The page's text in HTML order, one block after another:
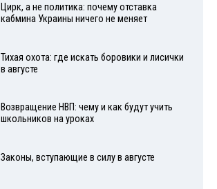
Цирк, а не политика: почему отставка
кабмина Украины ничего не меняет
Тихая охота: где искать боровики и лисички
в августе
Возвращение НВП: чему и как будут учить
школьников на уроках
Законы, вступающие в силу в августе